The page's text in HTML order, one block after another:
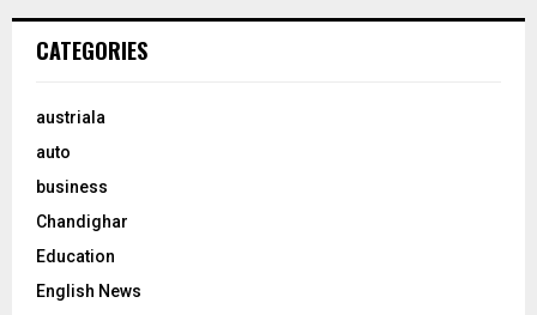
CATEGORIES
austriala
auto
business
Chandighar
Education
English News